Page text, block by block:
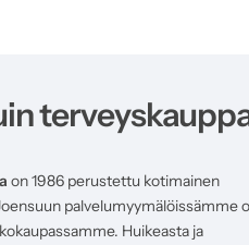
on 1986 perustettu kotimainen
palvelumyymälöissämme
Huikeasta ja